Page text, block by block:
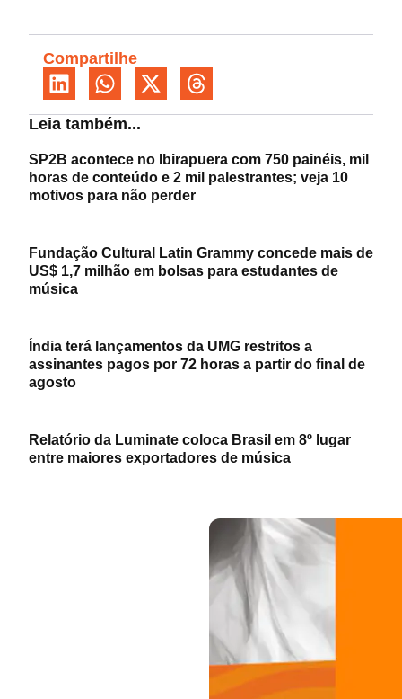
Compartilhe
Leia também...
SP2B acontece no Ibirapuera com 750 painéis, mil
horas de conteúdo e 2 mil palestrantes; veja 10
motivos para não perder
Fundação Cultural Latin Grammy concede mais de
US$ 1,7 milhão em bolsas para estudantes de
música
Índia terá lançamentos da UMG restritos a
assinantes pagos por 72 horas a partir do final de
agosto
Relatório da Luminate coloca Brasil em 8º lugar
entre maiores exportadores de música